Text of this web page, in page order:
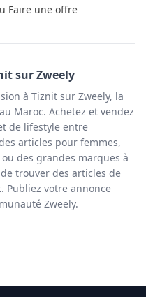
Faire une offre
sur Zweely
à Tiznit sur Zweely, la
Maroc. Achetez et vendez
de lifestyle entre
articles pour femmes,
des grandes marques à
trouver des articles de
Publiez votre annonce
Zweely.